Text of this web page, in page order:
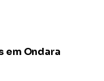
em Ondara